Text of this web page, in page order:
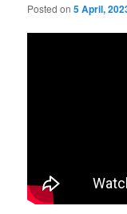
Posted on5 April,